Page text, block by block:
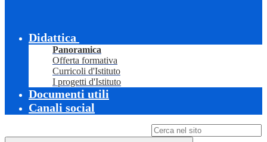
Didattica
Panoramica
Offerta formativa
Curricoli d'Istituto
I progetti d'Istituto
Documenti utili
Canali social